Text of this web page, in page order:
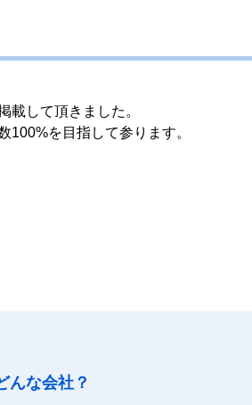
載して頂きました。
を目指して参ります。
んな会社？